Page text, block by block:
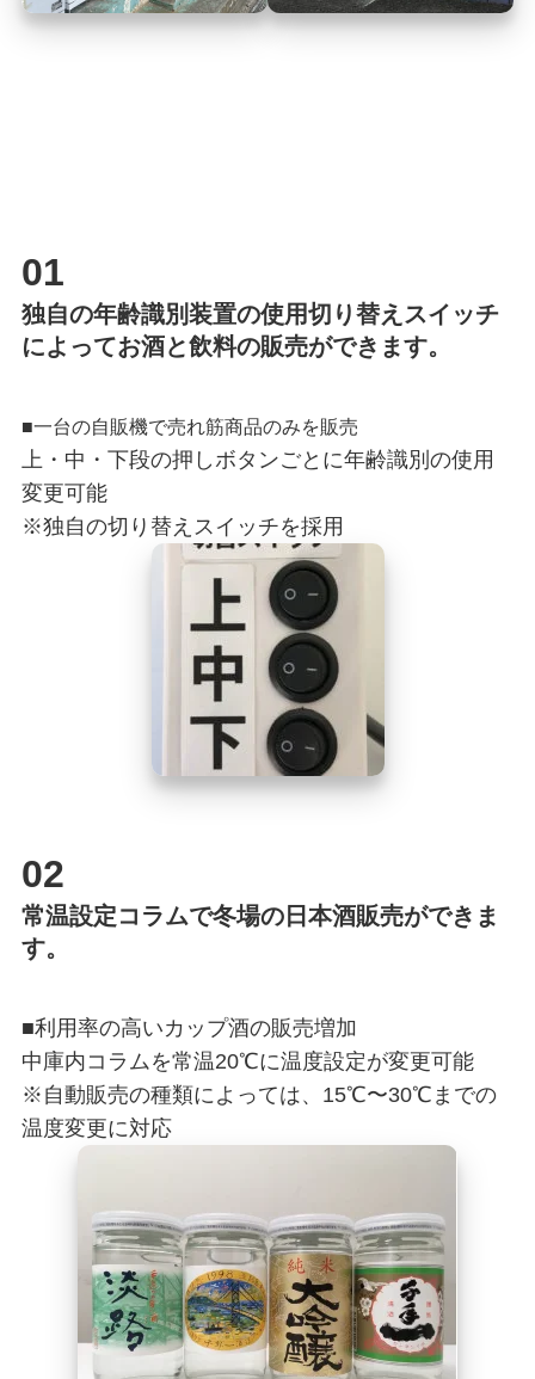
01
独自の年齢識別装置の使用切り替えスイッチ
によってお酒と飲料の販売ができます。
■一台の自販機で売れ筋商品のみを販売
上・中・下段の押しボタンごとに年齢識別の使用
変更可能
※独自の切り替えスイッチを採用
02
常温設定コラムで冬場の日本酒販売ができま
す。
■利用率の高いカップ酒の販売増加
中庫内コラムを常温20℃に温度設定が変更可能
※自動販売の種類によっては、15℃〜30℃までの
温度変更に対応